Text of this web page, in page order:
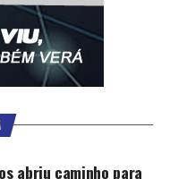
alterações na
abriu caminho para